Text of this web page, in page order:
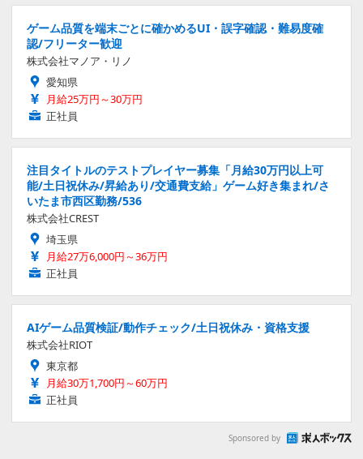
ゲーム品質を端末ごとに確かめるUI・誤字確認・難易度確
認/フリーター歓迎
株式会社マノア・リノ
愛知県
月給25万円～30万円
正社員
注目タイトルのテストプレイヤー募集「月給30万円以上可
能/土日祝休み/昇給あり/交通費支給」ゲーム好き集まれ/さ
いたま市西区勤務/536
株式会社CREST
埼玉県
月給27万6,000円～36万円
正社員
AIゲーム品質検証/動作チェック/土日祝休み・資格支援
株式会社RIOT
東京都
月給30万1,700円～60万円
正社員
Sponsored by